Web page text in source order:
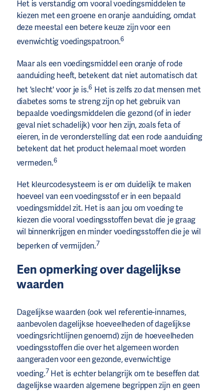
Het is verstandig om vooral voedingsmiddelen te
kiezen met een groene en oranje aanduiding, omdat
deze meestal een betere keuze zijn voor een
evenwichtig voedingspatroon.6
Maar als een voedingsmiddel een oranje of rode
aanduiding heeft, betekent dat niet automatisch dat
het 'slecht' voor je is.6 Het is zelfs zo dat mensen met
diabetes soms te streng zijn op het gebruik van
bepaalde voedingsmiddelen die gezond (of in ieder
geval niet schadelijk) voor hen zijn, zoals feta of
eieren, in de veronderstelling dat een rode aanduiding
betekent dat het product helemaal moet worden
vermeden.6
Het kleurcodesysteem is er om duidelijk te maken
hoeveel van een voedingsstof er in een bepaald
voedingsmiddel zit. Het is aan jou om voeding te
kiezen die vooral voedingsstoffen bevat die je graag
wil binnenkrijgen en minder voedingsstoffen die je wil
beperken of vermijden.7
Een opmerking over dagelijkse
waarden
Dagelijkse waarden (ook wel referentie-innames,
aanbevolen dagelijkse hoeveelheden of dagelijkse
voedingsrichtlijnen genoemd) zijn de hoeveelheden
voedingsstoffen die over het algemeen worden
aangeraden voor een gezonde, evenwichtige
voeding.7 Het is echter belangrijk om te beseffen dat
dagelijkse waarden algemene begrippen zijn en geen